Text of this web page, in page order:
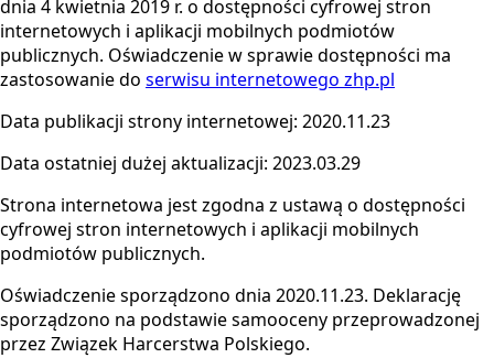
dnia 4 kwietnia 2019 r. o dostępności cyfrowej stron
internetowych i aplikacji mobilnych podmiotów
publicznych. Oświadczenie w sprawie dostępności ma
zastosowanie do serwisu internetowego zhp.pl
Data publikacji strony internetowej: 2020.11.23
Data ostatniej dużej aktualizacji: 2023.03.29
Strona internetowa jest zgodna z ustawą o dostępności
cyfrowej stron internetowych i aplikacji mobilnych
podmiotów publicznych.
Oświadczenie sporządzono dnia 2020.11.23. Deklarację
sporządzono na podstawie samooceny przeprowadzonej
przez Związek Harcerstwa Polskiego.